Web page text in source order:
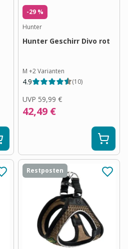
-29 %
Hunter
Hunter Geschirr Divo rot
M +2Varianten
4.9 (10)
UVP 59,99 €
42,49 €
Restposten